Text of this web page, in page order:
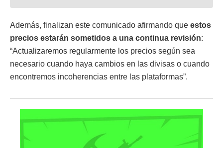
Además, finalizan este comunicado afirmando que estos
precios estarán sometidos a una continua revisión:
“Actualizaremos regularmente los precios según sea
necesario cuando haya cambios en las divisas o cuando
encontremos incoherencias entre las plataformas”.